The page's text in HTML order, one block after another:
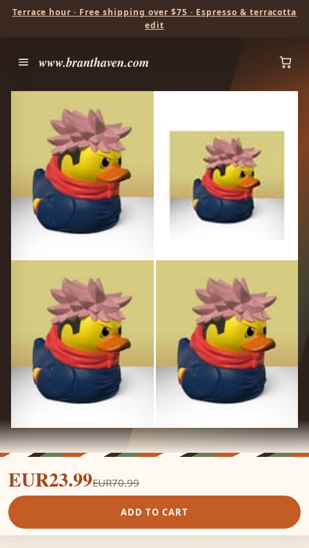
Terrace hour · Free shipping over $75 · Espresso & terracotta
edit
www.branthaven.com
EUR23.99EUR70.99
ADD TO CART